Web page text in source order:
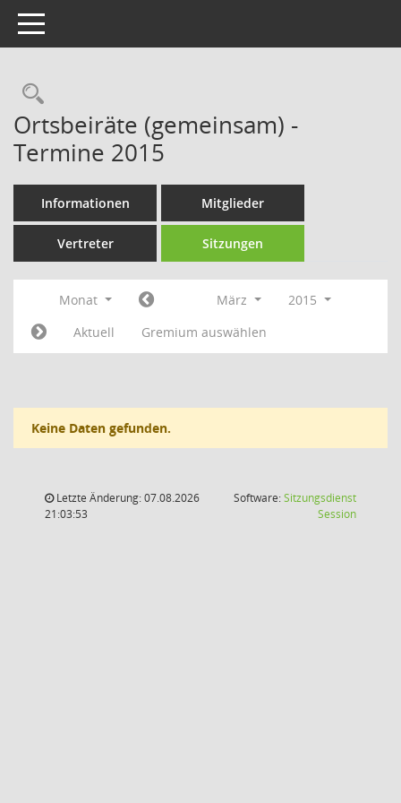
Toggle navigation
Rechercheauswahl
Ortsbeiräte (gemeinsam) -
Termine 2015
Informationen Mitglieder
Vertreter Sitzungen
Monat März
2015
Aktuell
Gremium auswählen
Keine Daten gefunden.
Letzte Änderung: 07.08.2026
21:03:53
Software:Sitzungsdienst
Session(Wird in